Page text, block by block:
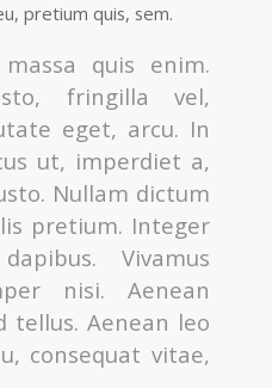
pretium quis, sem.
quis enim.
fringilla vel,
eget, arcu. In
ut, imperdiet a,
Nullam dictum
pretium. Integer
Vivamus
nisi. Aenean
tellus. Aenean leo
consequat vitae,